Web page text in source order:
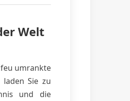
Welt
umrankte
Sie zu
und die